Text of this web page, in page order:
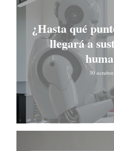
¿Hasta qué
llegará a
30